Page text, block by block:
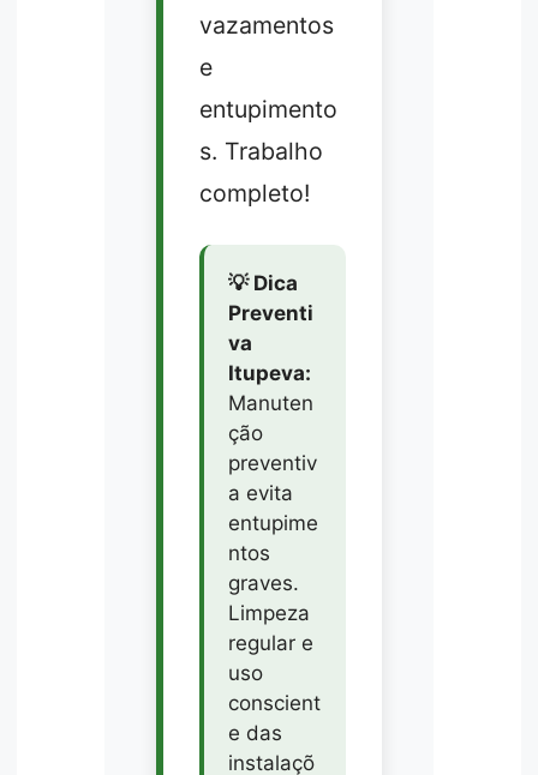
vazamentos
e
entupimento
s. Trabalho
completo!
💡 Dica
Preventi
va
Itupeva:
Manuten
ção
preventiv
a evita
entupime
ntos
graves.
Limpeza
regular e
uso
conscient
e das
instalaçõ